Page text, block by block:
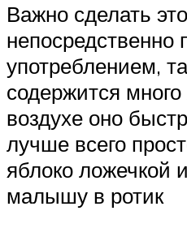
Важно сделать это
непосредственно
употреблением,
содержится
воздухе оно
лучше всего
яблоко ложечкой
малышу в ротик